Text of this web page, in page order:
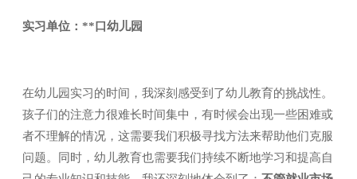
实习单位：**口幼儿园
在幼儿园实习的时间，我深刻感受到了幼儿教育的挑战性。
孩子们的注意力很难长时间集中，有时候会出现一些困难或
者不理解的情况，这需要我们积极寻找方法来帮助他们克服
问题。同时，幼儿教育也需要我们持续不断地学习和提高自